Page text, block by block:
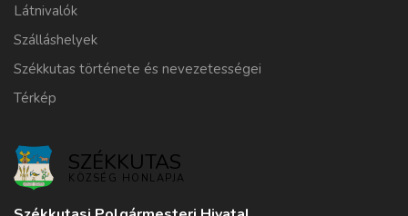
Látnivalók
Szálláshelyek
Székkutas története és nevezetességei
Térkép
SZÉKKUTAS
KÖZSÉG HONLAPJA